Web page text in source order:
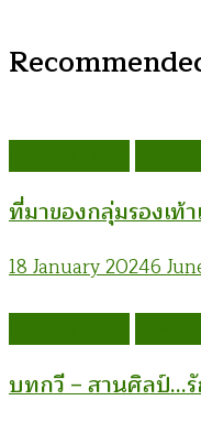
ที่มาของกลุ่มรองเท้
18 January 20246
บทกวี – สานศิลป์…